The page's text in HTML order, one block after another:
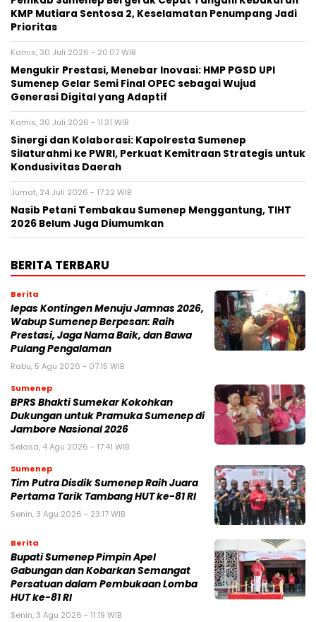
KMP Mutiara Sentosa 2, Keselamatan Penumpang Jadi
Prioritas
Kamis, 30 Juli 2026 - 20:07 WIB
Mengukir Prestasi, Menebar Inovasi: HMP PGSD UPI
Sumenep Gelar Semi Final OPEC sebagai Wujud
Generasi Digital yang Adaptif
Kamis, 30 Juli 2026 - 11:31 WIB
Sinergi dan Kolaborasi: Kapolresta Sumenep
Silaturahmi ke PWRI, Perkuat Kemitraan Strategis untuk
Kondusivitas Daerah
Jumat, 24 Juli 2026 - 17:22 WIB
Nasib Petani Tembakau Sumenep Menggantung, TIHT
2026 Belum Juga Diumumkan
BERITA TERBARU
Berita
lepas Kontingen Menuju Jamnas 2026,
Wabup Sumenep Berpesan: Raih
Prestasi, Jaga Nama Baik, dan Bawa
Pulang Pengalaman
Rabu, 5 Agu 2026 - 07:15 WIB
Sumenep
BPRS Bhakti Sumekar Kokohkan
Dukungan untuk Pramuka Sumenep di
Jambore Nasional 2026
Selasa, 4 Agu 2026 - 17:41 WIB
Sumenep
Tim Putra Disdik Sumenep Raih Juara
Pertama Tarik Tambang HUT ke-81 RI
Senin, 3 Agu 2026 - 23:17 WIB
Berita
Bupati Sumenep Pimpin Apel
Gabungan dan Kobarkan Semangat
Persatuan dalam Pembukaan Lomba
HUT ke-81 RI
Senin, 3 Agu 2026 - 11:19 WIB